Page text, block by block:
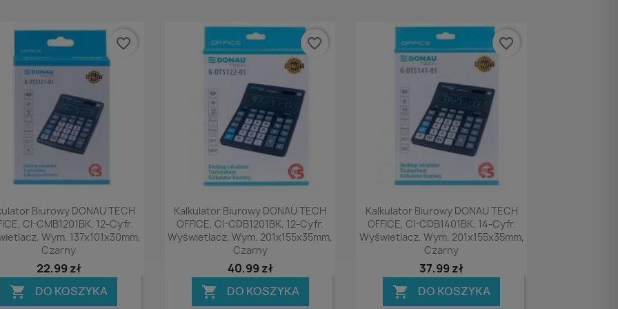
Podgląd
Biurowy DONAU TECH
CI-CMB1201BK, 12-Cyfr.
Wym. 137x101x30mm,
Czarny
22,99 zł
 DO KOSZYKA
favorite_border
Podgląd
Kalkulator Biurowy DONAU TECH
OFFICE, CI-CDB1201BK, 12-Cyfr.
Wyświetlacz, Wym. 201x155x35mm,
Czarny
40,99 zł
 DO KOSZYKA
favorite_border
Podgląd
Kalkulator Biurowy DONAU TECH
OFFICE, CI-CDB1401BK, 14-Cyfr.
Wyświetlacz, Wym. 201x155x35mm,
Czarny
37,99 zł
 DO KOSZYKA
favorite_border